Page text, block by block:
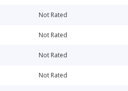
Not Rated
Not Rated
Not Rated
Not Rated